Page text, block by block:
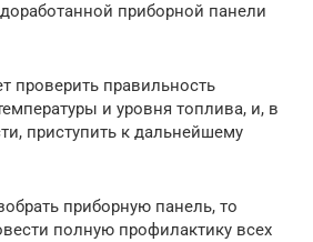
приборной панели
проверить правильность
и уровня топлива, и, в
приступить к дальнейшему
приборную панель, то
полную профилактику всех